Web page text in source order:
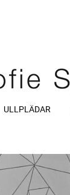
ULLPLÄDAR